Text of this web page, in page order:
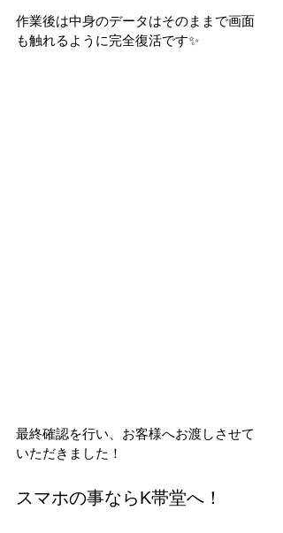
作業後は中身のデータはそのままで画面
も触れるように完全復活です✨
最終確認を行い、お客様へお渡しさせて
いただきました！
スマホの事ならK帯堂へ！